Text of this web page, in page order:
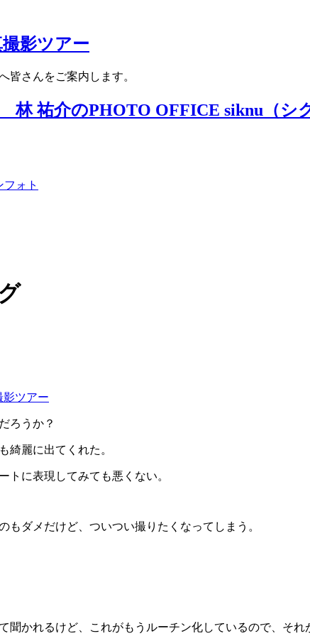
皆さんをご案内します。
ォト
影ツアー
ろうか？
綺麗に出てくれた。
トに表現してみても悪くない。
もダメだけど、ついつい撮りたくなってしまう。
聞かれるけど、これがもうルーチン化しているので、そ